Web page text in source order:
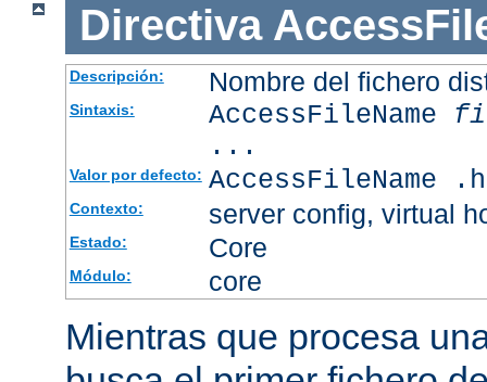
Directiva
Descripción: Nombre del fichero
Sintaxis: AccessFileName
...
Valor por defecto: AccessFileName
Contexto: server config, virtual
Estado: Core
Módulo: core
Mientras que procesa